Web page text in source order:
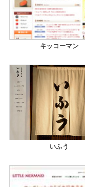
キッコーマン
いふう